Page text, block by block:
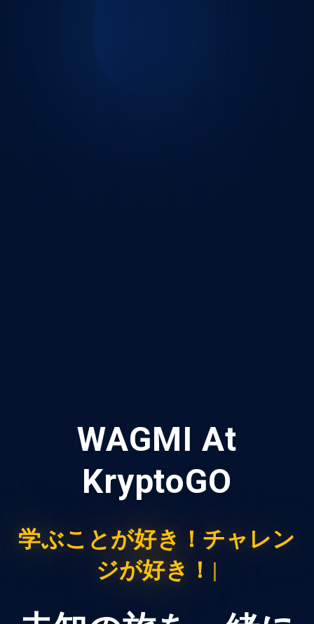
WAGMI At
KryptoGO
学ぶこ とが好き ！ チャ レン
ジが|